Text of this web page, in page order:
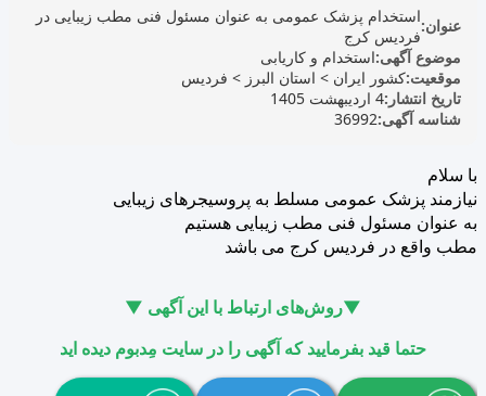
عنوان:استخدام پزشک عمومی به عنوان مسئول فنی مطب زیبایی در
فردیس کرج
موضوع آگهی:استخدام و کاریابی
موقعیت:کشور ایران > استان البرز > فردیس
تاریخ انتشار:4 اردیبهشت 1405
شناسه آگهی:36992
با سلام
نیازمند پزشک عمومی مسلط به پروسیجرهای زیبایی
به عنوان مسئول فنی مطب زیبایی هستیم
مطب واقع در فردیس کرج می باشد
▼روش‌های ارتباط با این آگهی ▼
حتما قید بفرمایید که آگهی را در سایت مِدبوم دیده اید